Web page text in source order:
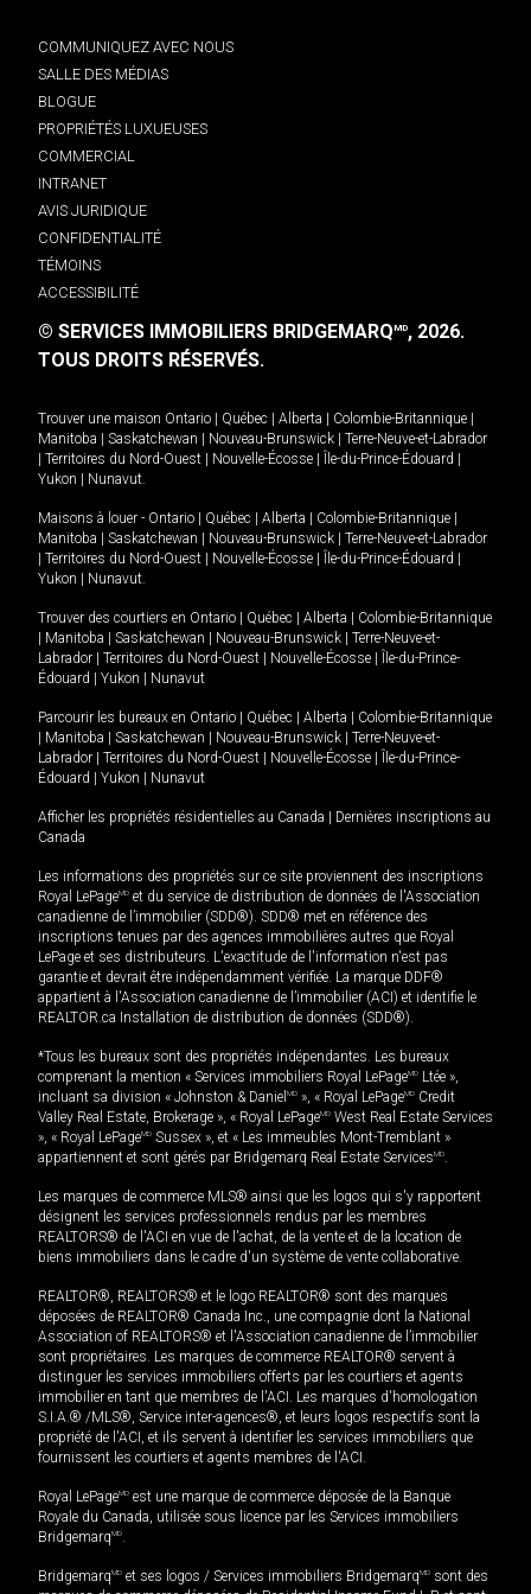
COMMUNIQUEZ AVEC NOUS
SALLE DES MÉDIAS
BLOGUE
PROPRIÉTÉS LUXUEUSES
COMMERCIAL
INTRANET
AVIS JURIDIQUE
CONFIDENTIALITÉ
TÉMOINS
ACCESSIBILITÉ
© SERVICES IMMOBILIERS BRIDGEMARQMD, 2026.
TOUS DROITS RÉSERVÉS.
Trouver une maison Ontario Québec Alberta Colombie-Britannique
Manitoba
Saskatchewan Nouveau-Brunswick
Terre-Neuve-et-Labrador
Territoires du Nord-Ouest Nouvelle-Écosse Île-du-Prince-Édouard
Yukon
Nunavut.
Maisons à louer - Ontario Québec Alberta Colombie-Britannique
Manitoba
Saskatchewan Nouveau-Brunswick
Terre-Neuve-et-Labrador
Territoires du Nord-Ouest Nouvelle-Écosse Île-du-Prince-Édouard
Yukon
Nunavut.
Trouver des courtiers en Ontario Québec Alberta
Colombie-Britannique
Manitoba Saskatchewan Nouveau-Brunswick
Terre-Neuve-et-
Labrador
Territoires du Nord-Ouest Nouvelle-Écosse
Île-du-Prince-
Édouard
Yukon Nunavut
Parcourir les bureaux en Ontario Québec Alberta
Colombie-Britannique
Manitoba Saskatchewan Nouveau-Brunswick
Terre-Neuve-et-
Labrador
Territoires du Nord-Ouest Nouvelle-Écosse
Île-du-Prince-
Édouard
Yukon Nunavut
Afficher les propriétés résidentielles au Canada
Dernières inscriptions au
Canada
Les informations des propriétés sur ce site proviennent des inscriptions
Royal LePageMD et du service de distribution de données de l'Association
canadienne de l’immobilier (SDD®). SDD® met en référence des
inscriptions tenues par des agences immobilières autres que Royal
LePage et ses distributeurs. L'exactitude de l'information n'est pas
garantie et devrait être indépendamment vérifiée. La marque DDF®
appartient à l'Association canadienne de l’immobilier (ACI) et identifie le
REALTOR.ca Installation de distribution de données (SDD®).
*Tous les bureaux sont des propriétés indépendantes. Les bureaux
comprenant la mention « Services immobiliers Royal LePageMD Ltée »,
incluant sa division « Johnston & Daniel MD », « Royal LePageMD Credit
Valley Real Estate, Brokerage », « Royal LePageMD West Real Estate Services
», « Royal LePageMD Sussex », et « Les immeubles Mont-Tremblant »
appartiennent et sont gérés par Bridgemarq Real Estate ServicesMD.
Les marques de commerce MLS® ainsi que les logos qui s'y rapportent
désignent les services professionnels rendus par les membres
REALTORS® de l'ACI en vue de l'achat, de la vente et de la location de
biens immobiliers dans le cadre d'un système de vente collaborative.
REALTOR®, REALTORS® et le logo REALTOR® sont des marques
déposées de REALTOR® Canada Inc., une compagnie dont la National
Association of REALTORS® et l'Association canadienne de l’immobilier
sont propriétaires. Les marques de commerce REALTOR® servent à
distinguer les services immobiliers offerts par les courtiers et agents
immobilier en tant que membres de l'ACI. Les marques d'homologation
S.I.A.® /MLS®, Service inter-agences®, et leurs logos respectifs sont la
propriété de l'ACI, et ils servent à identifier les services immobiliers que
fournissent les courtiers et agents membres de l'ACI.
Royal LePageMD est une marque de commerce déposée de la Banque
Royale du Canada, utilisée sous licence par les Services immobiliers
BridgemarqMD.
BridgemarqMD et ses logos / Services immobiliers BridgemarqMD sont des